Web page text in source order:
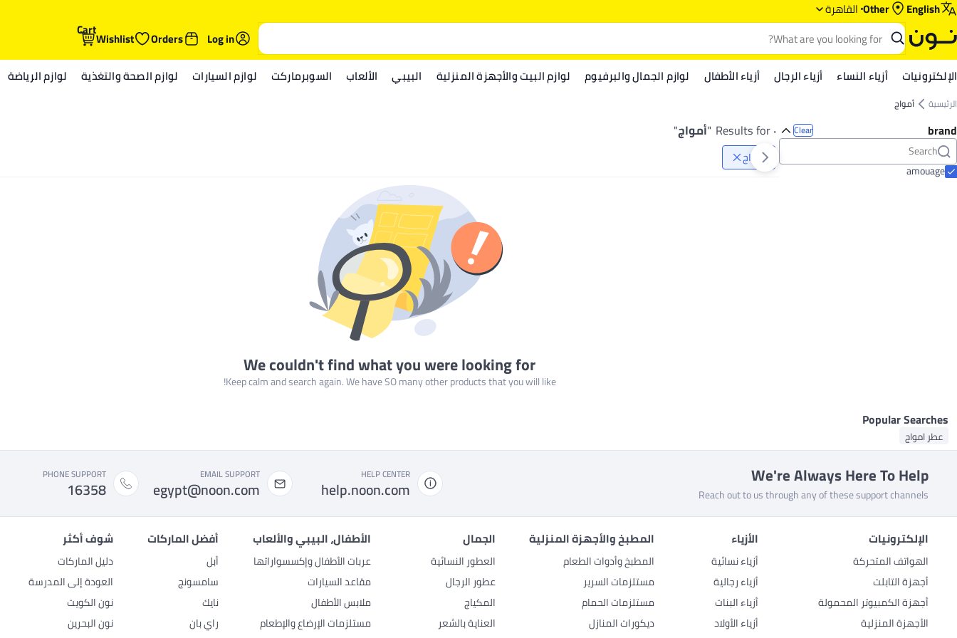
English
Other القاهرة
Log in
Orders
Wishlist
Cart
الإلكترونيات أزياء النساء أزياء الرجال أزياء الأطفال لوازم الجمال والبرفيوم لوازم البيت والأجهزة المنزلية البيبي الألعاب السوبرماركت لوازم السيارات لوازم الصحة والتغذية لوازم الرياضة
الرئيسية أمواج
brand
Clear
amouage
٠ Results for "أمواج"
أمواج
We couldn't find what you were looking for
Keep calm and search again. We have SO many other products that you will like!
Popular Searches
عطر امواج
We're Always Here To Help
Reach out to us through any of these support channels
HELP CENTER
help.noon.com
EMAIL SUPPORT
egypt@noon.com
PHONE SUPPORT
16358
الإلكترونيات
الهواتف المتحركة
أجهزة التابلت
أجهزة الكمبيوتر المحمولة
الأجهزة المنزلية
الأزياء
أزياء نسائية
أزياء رجالية
أزياء البنات
أزياء الأولاد
المطبخ والأجهزة المنزلية
المطبخ وأدوات الطعام
مستلزمات السرير
مستلزمات الحمام
ديكورات المنازل
الجمال
العطور النسائية
عطور الرجال
المكياج
العناية بالشعر
الأطفال، البيبي والألعاب
عربات الأطفال وإكسسواراتها
مقاعد السيارات
ملابس الأطفال
مستلزمات الإرضاع والإطعام
أفضل الماركات
أبل
سامسونج
نايك
راي بان
شوف أكثر
دليل الماركات
العودة إلى المدرسة
نون الكويت
نون البحرين